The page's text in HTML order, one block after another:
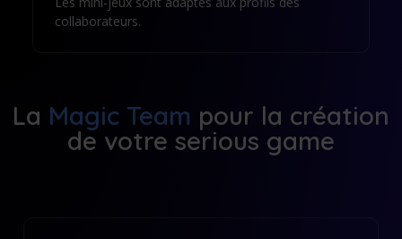
collaborateurs.
La Magic Team pour la création
de votre serious game